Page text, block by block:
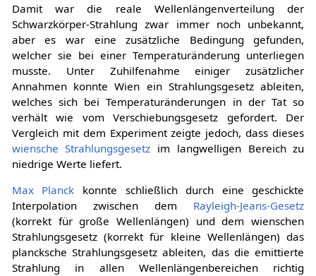
Damit war die reale Wellenlängenverteilung der
Schwarzkörper-Strahlung zwar immer noch unbekannt,
aber es war eine zusätzliche Bedingung gefunden,
welcher sie bei einer Temperaturänderung unterliegen
musste. Unter Zuhilfenahme einiger zusätzlicher
Annahmen konnte Wien ein Strahlungsgesetz ableiten,
welches sich bei Temperaturänderungen in der Tat so
verhält wie vom Verschiebungsgesetz gefordert. Der
Vergleich mit dem Experiment zeigte jedoch, dass dieses
wiensche Strahlungsgesetz im langwelligen Bereich zu
niedrige Werte liefert.
Max Planck konnte schließlich durch eine geschickte
Interpolation zwischen dem Rayleigh-Jeans-Gesetz
(korrekt für große Wellenlängen) und dem wienschen
Strahlungsgesetz (korrekt für kleine Wellenlängen) das
plancksche Strahlungsgesetz ableiten, das die emittierte
Strahlung in allen Wellenlängenbereichen richtig